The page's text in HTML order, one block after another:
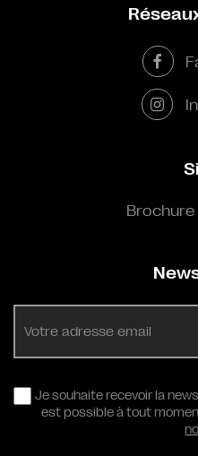
Je souhaite recevoir la
est possible à tout